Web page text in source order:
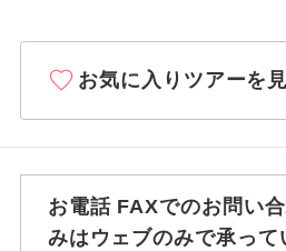
お気に入りツアーを
お電話 FAXでのお問い
みはウェブのみで承って